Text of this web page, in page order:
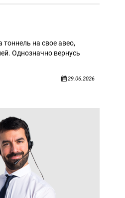
на свое авео,
Однозначно вернусь
29.06.2026